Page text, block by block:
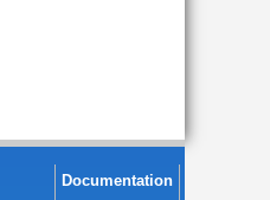
Documentation